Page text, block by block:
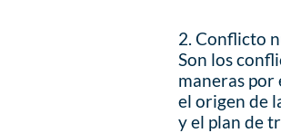
2. Conflicto
Son los
maneras
el origen de
y el plan de